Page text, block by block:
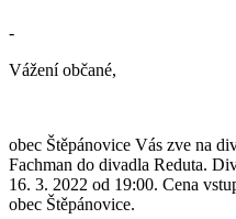
-
Vážení občané,
obec Štěpánovice Vás zve na
Fachman do divadla Reduta.
16. 3. 2022 od 19:00. Cena
obec Štěpánovice.